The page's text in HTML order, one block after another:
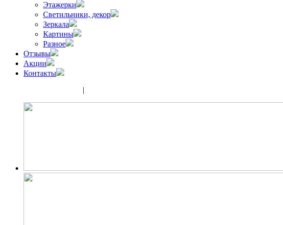
Этажерки
Светильники, декор
Зеркала
Картины
Разное
Отзывы
Акции
Контакты
|